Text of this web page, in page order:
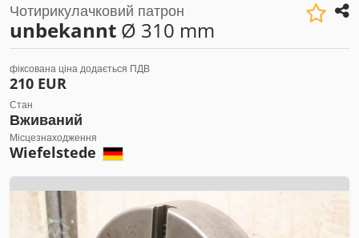
Чотирикулачковий патрон
unbekannt Ø 310 mm
фіксована ціна додається ПДВ
210 EUR
Стан
Вживаний
Місцезнаходження
Wiefelstede